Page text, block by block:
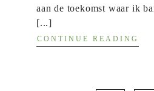
aan de toekomst waar ik
[...]
CONTINUE READING